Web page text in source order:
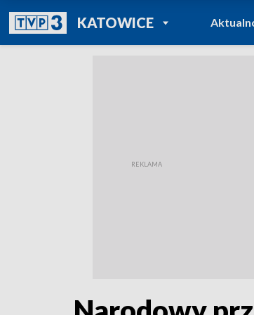
KATOWICEPOWRÓT DO
TVP REGIONY